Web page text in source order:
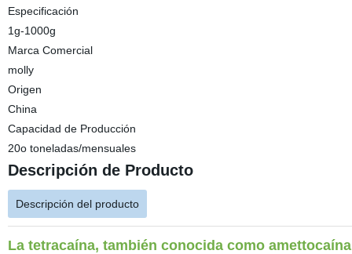
Especificación
1g-1000g
Marca Comercial
molly
Origen
China
Capacidad de Producción
20o toneladas/mensuales
Descripción de Producto
Descripción del producto
La tetracaína, también conocida como amettocaína